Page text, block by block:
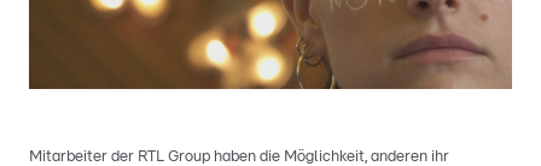
Mitarbeiter der RTL Group haben die Möglichkeit, anderen ihr